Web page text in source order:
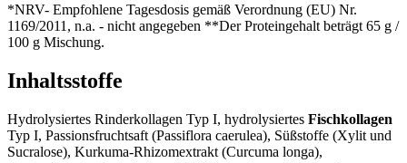
*NRV- Empfohlene Tagesdosis gemäß Verordnung (EU) Nr.
1169/2011, n.a. - nicht angegeben **Der Proteingehalt beträgt 65 g /
100 g Mischung.
Inhaltsstoffe
Hydrolysiertes Rinderkollagen Typ I, hydrolysiertes Fischkollagen
Typ I, Passionsfruchtsaft (Passiflora caerulea), Süßstoffe (Xylit und
Sucralose), Kurkuma-Rhizomextrakt (Curcuma longa),